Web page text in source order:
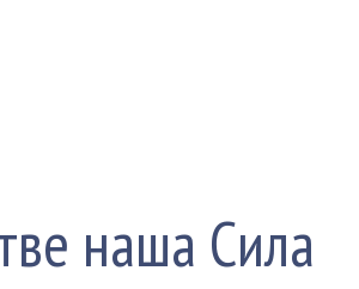
наша Сила